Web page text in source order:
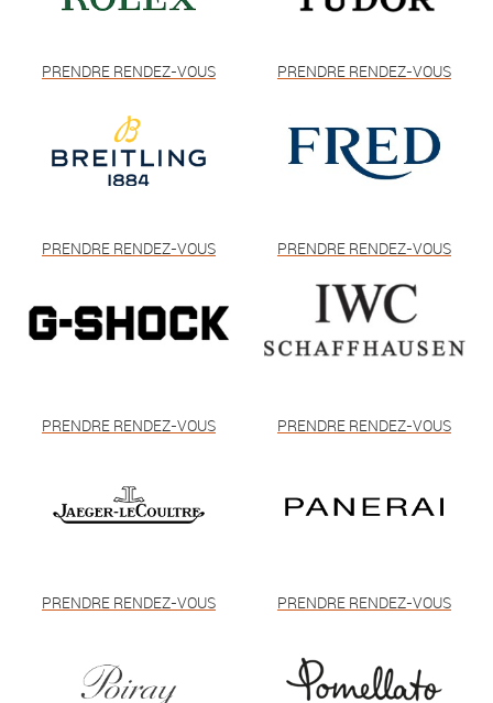
PRENDRE RENDEZ-VOUS PRENDRE RENDEZ-VOUS
PRENDRE RENDEZ-VOUS PRENDRE RENDEZ-VOUS
PRENDRE RENDEZ-VOUS PRENDRE RENDEZ-VOUS
PRENDRE RENDEZ-VOUS PRENDRE RENDEZ-VOUS